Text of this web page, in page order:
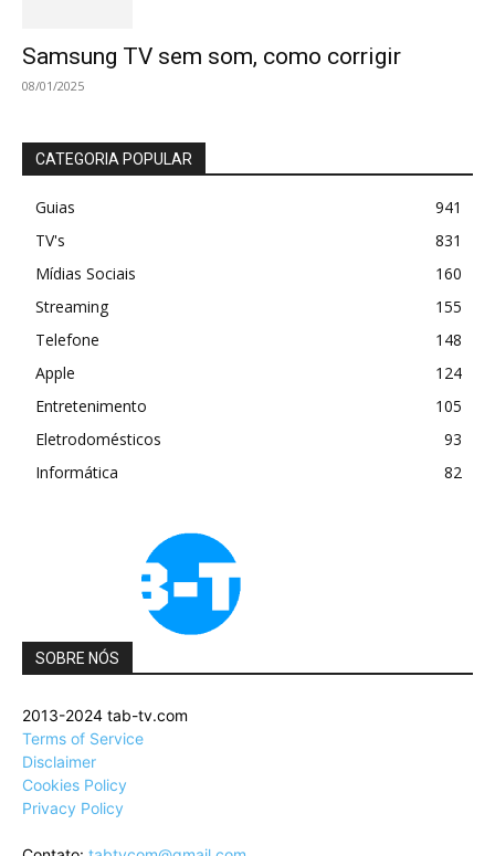
Samsung TV sem som, como corrigir
08/01/2025
CATEGORIA POPULAR
Guias
941
TV's
831
Mídias Sociais
160
Streaming
155
Telefone
148
Apple
124
Entretenimento
105
Eletrodomésticos
93
Informática
82
SOBRE NÓS
2013-2024 tab-tv.com
Terms of Service
Disclaimer
Cookies Policy
Privacy Policy